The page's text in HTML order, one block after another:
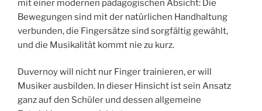
mit einer modernen pädagogischen Absicht: Die
Bewegungen sind mit der natürlichen Handhaltung
verbunden, die Fingersätze sind sorgfältig gewählt,
und die Musikalität kommt nie zu kurz.
Duvernoy will nicht nur Finger trainieren, er will
Musiker ausbilden. In dieser Hinsicht ist sein Ansatz
ganz auf den Schüler und dessen allgemeine